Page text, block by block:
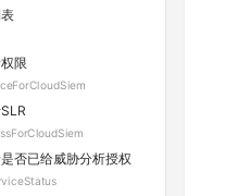
限
否已给威胁分析授权